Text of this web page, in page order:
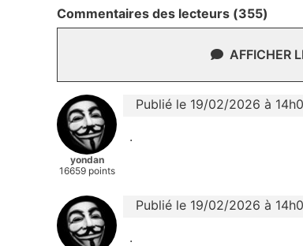
Commentaires des lecteurs (355)
AFFICHER
yondan
16659 points
Publié le 19/02/2026 à
.
Publié le 19/02/2026 à
.